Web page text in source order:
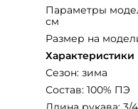
Параметры
см
Размер на
Характеристики
Сезон: зима
Состав: 100% ПЭ